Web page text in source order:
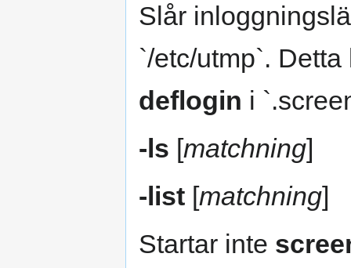
Slår
`/etc/utmp`.
deflogin i
-ls [matchning]
-list [matchning]
Startar inte